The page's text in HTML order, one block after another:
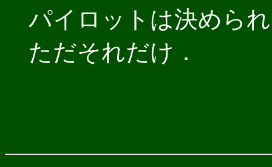
パイロットは決めら
ただそれだけ．